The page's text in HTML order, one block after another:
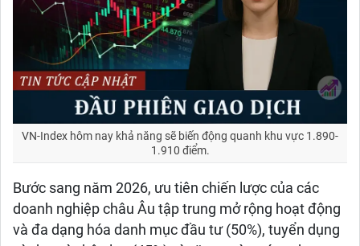
VN-Index hôm nay khả năng sẽ biến động quanh khu vực 1.890-
1.910 điểm.
Bước sang năm 2026, ưu tiên chiến lược của các
doanh nghiệp châu Âu tập trung mở rộng hoạt động
và đa dạng hóa danh mục đầu tư (50%), tuyển dụng